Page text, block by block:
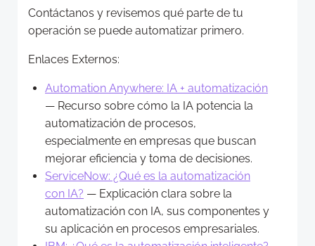
Contáctanos y revisemos qué parte de tu
operación se puede automatizar primero.
Enlaces Externos:
Automation Anywhere: IA + automatización
— Recurso sobre cómo la IA potencia la
automatización de procesos,
especialmente en empresas que buscan
mejorar eficiencia y toma de decisiones.
ServiceNow: ¿Qué es la automatización
con IA? — Explicación clara sobre la
automatización con IA, sus componentes y
su aplicación en procesos empresariales.